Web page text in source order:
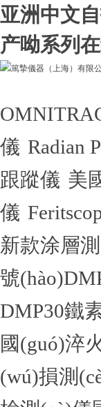
亚洲中文
产呦系列
儀 Radian
跟蹤儀 美
儀
新款涂層
號
DMP30鐵
國(guó)淬
(wú)損測